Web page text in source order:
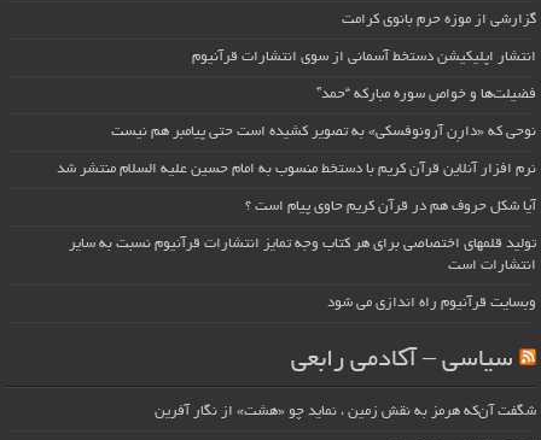
گزارشی از موزه حرم بانوی کرامت
انتشار اپلیکیشن دستخط آسمانی از سوی انتشارات قرآنیوم
فضیلت‌ها و خواص سوره مبارکه “حمد”
نوحی که «دارِن آرونوفسکی» به تصویر کشیده است حتی پیامبر هم نیست
نرم افزار آنلاین قرآن کریم با دستخط منسوب به امام حسین علیه السلام منتشر شد
آیا شکل حروف هم در قرآن کریم حاوی پیام است ؟
تولید قلمهای اختصاصی برای هر کتاب وجه تمایز انتشارات قرآنیوم نسبت به سایر
انتشارات است
وبسایت قرآنیوم راه اندازی می شود
سیاسی – آکادمی رابعی
شگفت آن‌که هرمز به نقش زمین ، نماید چو «هشت» از نگار آفرین